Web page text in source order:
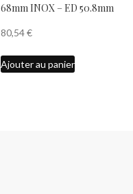
68mm INOX – ED 50.8mm
80,54€
Ajouter au panier